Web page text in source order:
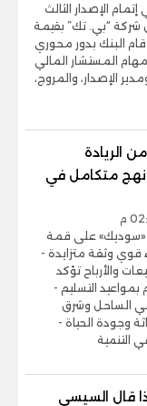
الإصدار الثالث
شركة “بي. تك” بقيمة
قام البنك بدور محوري
المستشار المالي
الإصدار، والمروج،
30 عاما من الريادة
ونهج متكامل في
«سوديك» على قمة
قوي وثقة متزايدة -
والأرباح تؤكد
بمواعيد التسليم -
الساحل وشرق
وجودة الحياة -
التنمية
قال السيسي